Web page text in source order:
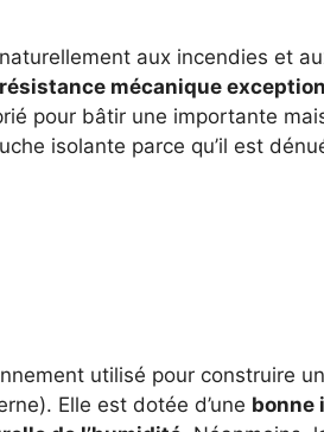
aux incendies et
résistance mécanique
pour bâtir une importante
isolante parce qu’il est
utilisé pour construire
Elle est dotée d’une bonne